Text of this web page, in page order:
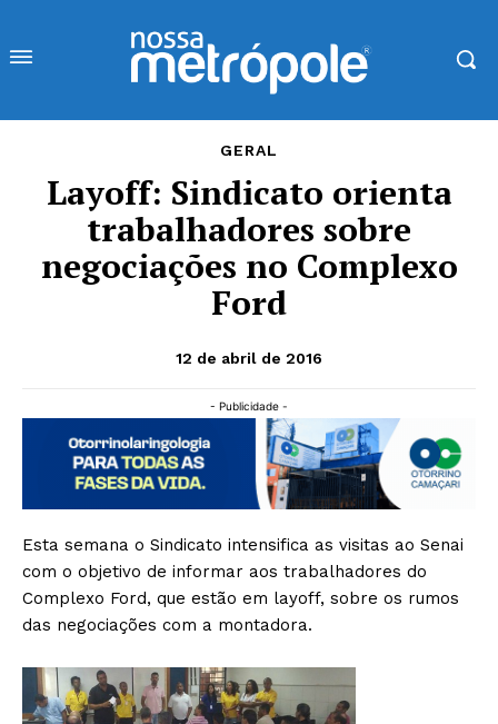
GERAL
Layoff: Sindicato orienta
trabalhadores sobre
negociações no Complexo
Ford
12 de abril de 2016
- Publicidade -
Esta semana o Sindicato intensifica as visitas ao Senai
com o objetivo de informar aos trabalhadores do
Complexo Ford, que estão em layoff, sobre os rumos
das negociações com a montadora.